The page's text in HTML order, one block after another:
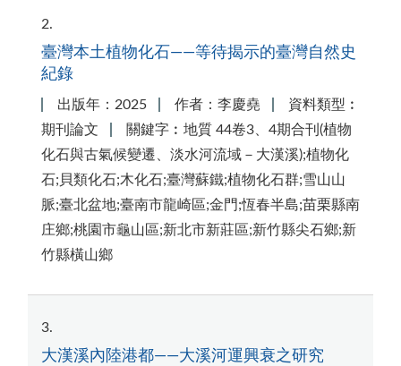
2
臺灣本土植物化石——等待揭示的臺灣自然史
紀錄
出版年：2025 作者：李慶堯
資料類型︰
期刊論文
關鍵字︰地質 44卷3、4期合刊(植物
化石與古氣候變遷、淡水河流域－大漢溪);植物化
石;貝類化石;木化石;臺灣蘇鐵;植物化石群;雪山山
脈;臺北盆地;臺南市龍崎區;金門;恆春半島;苗栗縣南
庄鄉;桃園市龜山區;新北市新莊區;新竹縣尖石鄉;新
竹縣橫山鄉
3
大漢溪內陸港都——大溪河運興衰之研究